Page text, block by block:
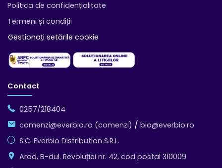
Politica de confidențialitate
Termeni și condiții
Gestionați setările cookie
Contact
0257/218404
comenzi@everbio.ro (comenzi) / bio@everbio.ro
S.C. Everbio Distribution S.R.L.
Arad, B-dul. Revoluției nr. 42, cod postal 310009